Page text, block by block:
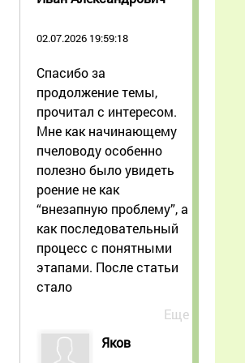
02.07.2026 19:59:18
Спасибо за
продолжение темы,
прочитал с интересом.
Мне как начинающему
пчеловоду особенно
полезно было увидеть
роение не как
“внезапную проблему”, а
как последовательный
процесс с понятными
этапами. После статьи
стало
Еще
Яков